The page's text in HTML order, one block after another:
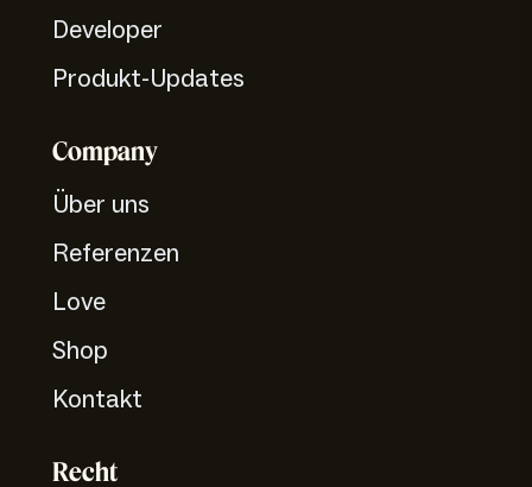
Developer
Produkt-Updates
Company
Über uns
Referenzen
Love
Shop
Kontakt
Recht